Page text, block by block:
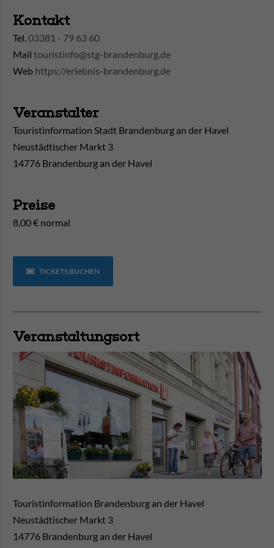
Kontakt
Tel.03381 - 79 63 60
Mail touristinfo@stg-brandenburg.de
Web https://erlebnis-brandenburg.de
Veranstalter
Touristinformation Stadt Brandenburg an der Havel
Neustädtischer Markt 3
14776 Brandenburg an der Havel
Preise
8,00 € normal
TICKETS BUCHEN
Veranstaltungsort
Touristinformation Brandenburg an der Havel
Neustädtischer Markt 3
14776 Brandenburg an der Havel